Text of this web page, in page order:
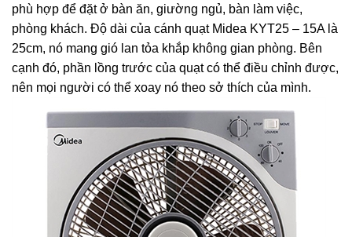
phù hợp để đặt ở bàn ăn, giường ngủ, bàn làm việc,
phòng khách. Độ dài của cánh quạt Midea KYT25 – 15A là
25cm, nó mang gió lan tỏa khắp không gian phòng. Bên
cạnh đó, phần lồng trước của quạt có thể điều chỉnh được,
nên mọi người có thể xoay nó theo sở thích của mình.